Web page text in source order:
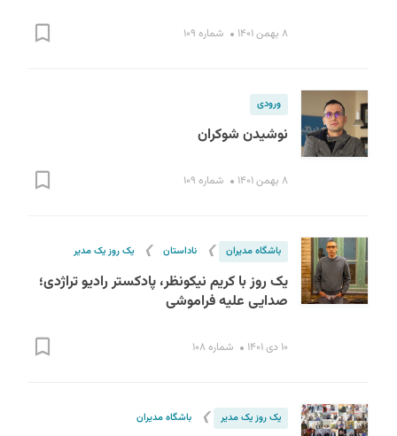
۸ بهمن ۱۴۰۱ شماره ۱۰۹
ورودی
نوشیدن شوکران
۸ بهمن ۱۴۰۱ شماره ۱۰۹
باشگاه مدیران ❯ ناداستان ❯ یک روز یک مدیر
یک روز با کریم نیکونظر، پادکستر رادیو تراژدی؛
صدایی علیه فراموشی
۱۰ دی ۱۴۰۱ شماره ۱۰۸
یک روز یک مدیر ❯ باشگاه مدیران